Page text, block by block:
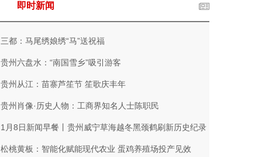
即时新闻
三都：马尾绣娘绣“马”送祝福
贵州六盘水：“南国雪乡”吸引游客
贵州从江：苗寨芦笙节 笙歌庆丰年
贵州肖像·历史人物：工商界知名人士陈职民
1月8日新闻早餐丨贵州威宁草海越冬黑颈鹤刷新历史纪录
松桃黄板：智能化赋能现代农业 蛋鸡养殖场投产见效